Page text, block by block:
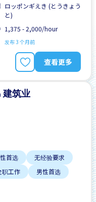
晋升
有机会被录取全职工作
男性首选
ロッポンギえき (とうきょう
と)
1,375 - 2,000/hour
发布 3 个月前
查看更多
建筑业
首选
无经验要求
职工作
男性首选